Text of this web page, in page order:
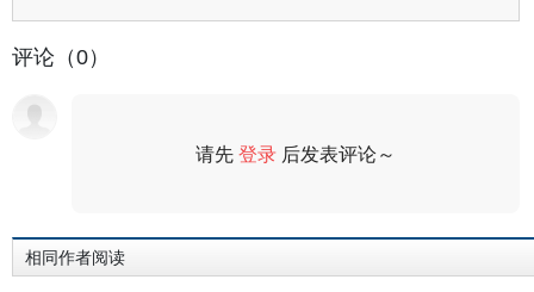
评论（0）
请先登录 后发表评论～
相同作者阅读